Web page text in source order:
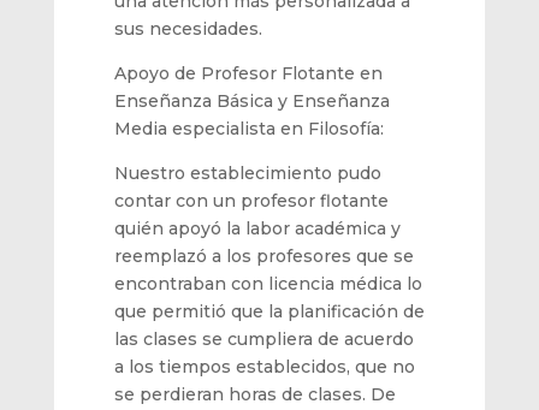
sus necesidades.
Apoyo de Profesor Flotante en
Enseñanza Básica y Enseñanza
Media especialista en Filosofía:
Nuestro establecimiento pudo
contar con un profesorflotante
quién apoyó la labor académica y
reemplazó a los profesores que se
encontraban con licencia médica lo
que permitió que la planificación de
las clases se cumpliera de acuerdo
a los tiempos establecidos, que no
se perdieran horas de clases. De